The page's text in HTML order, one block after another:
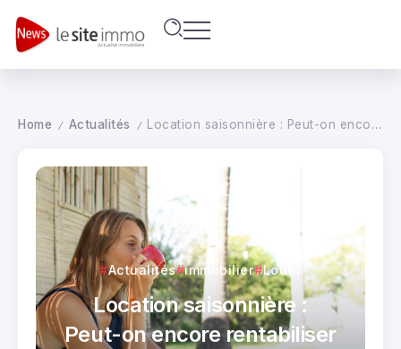
Home / Actualités / Location saisonnière : Peut-on encore rentabiliser une location de vacances en 2026 ?
Actualités immobilier Louer
Location saisonnière :
Peut-on encore rentabiliser